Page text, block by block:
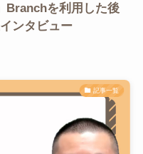
Branchを利用した後
ンタビュー
記事一覧